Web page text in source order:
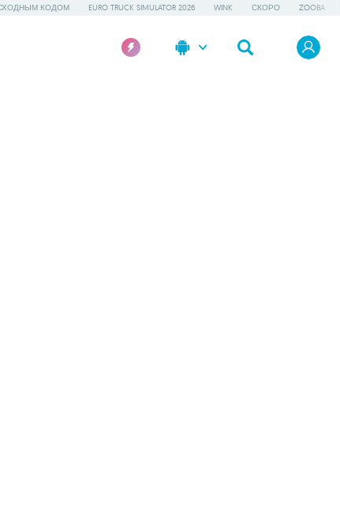
КОДОМ EURO TRUCK SIMULATOR 2026 WINK СКОРО ZOOBA